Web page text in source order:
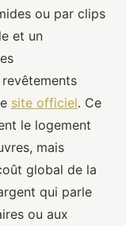
ou par clips
et un
site officiel. Ce
le logement
mais
global de la
qui parle
ou aux